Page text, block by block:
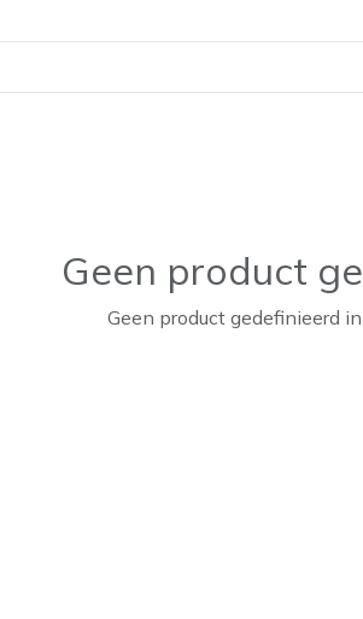
Geen product
Geen product gedefinieerd